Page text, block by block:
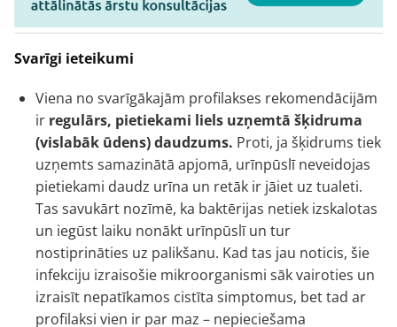
Svarīgi ieteikumi
Viena no svarīgākajām profilakses rekomendācijām
ir regulārs, pietiekami liels uzņemtā šķidruma
(vislabāk ūdens) daudzums. Proti, ja šķidrums tiek
uzņemts samazinātā apjomā, urīnpūslī neveidojas
pietiekami daudz urīna un retāk ir jāiet uz tualeti.
Tas savukārt nozīmē, ka baktērijas netiek izskalotas
un iegūst laiku nonākt urīnpūslī un tur
nostiprināties uz palikšanu. Kad tas jau noticis, šie
infekciju izraisošie mikroorganismi sāk vairoties un
izraisīt nepatīkamos cistīta simptomus, bet tad ar
profilaksi vien ir par maz – nepieciešama